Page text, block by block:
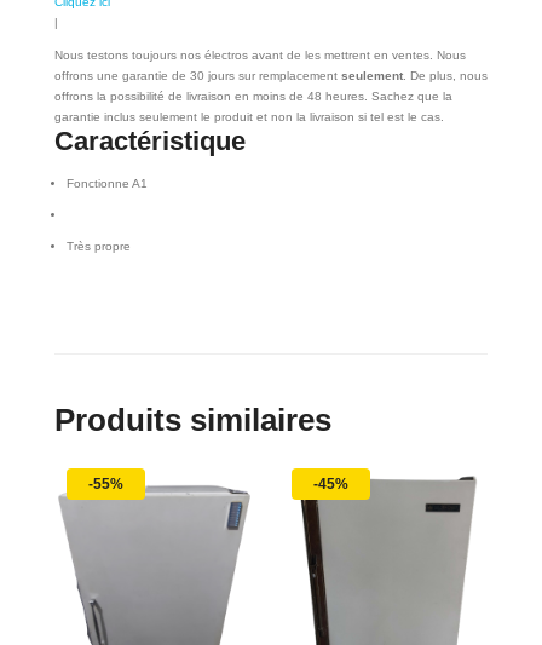
|
Nous testons toujours nos électros avant de les mettrent en ventes. Nous
offrons une garantie de 30 jours sur remplacement seulement. De plus, nous
offrons la possibilité de livraison en moins de 48 heures. Sachez que la
garantie inclus seulement le produit et non la livraison si tel est le cas.
Caractéristique
Fonctionne A1
Très propre
Produits similaires
-55% -45%